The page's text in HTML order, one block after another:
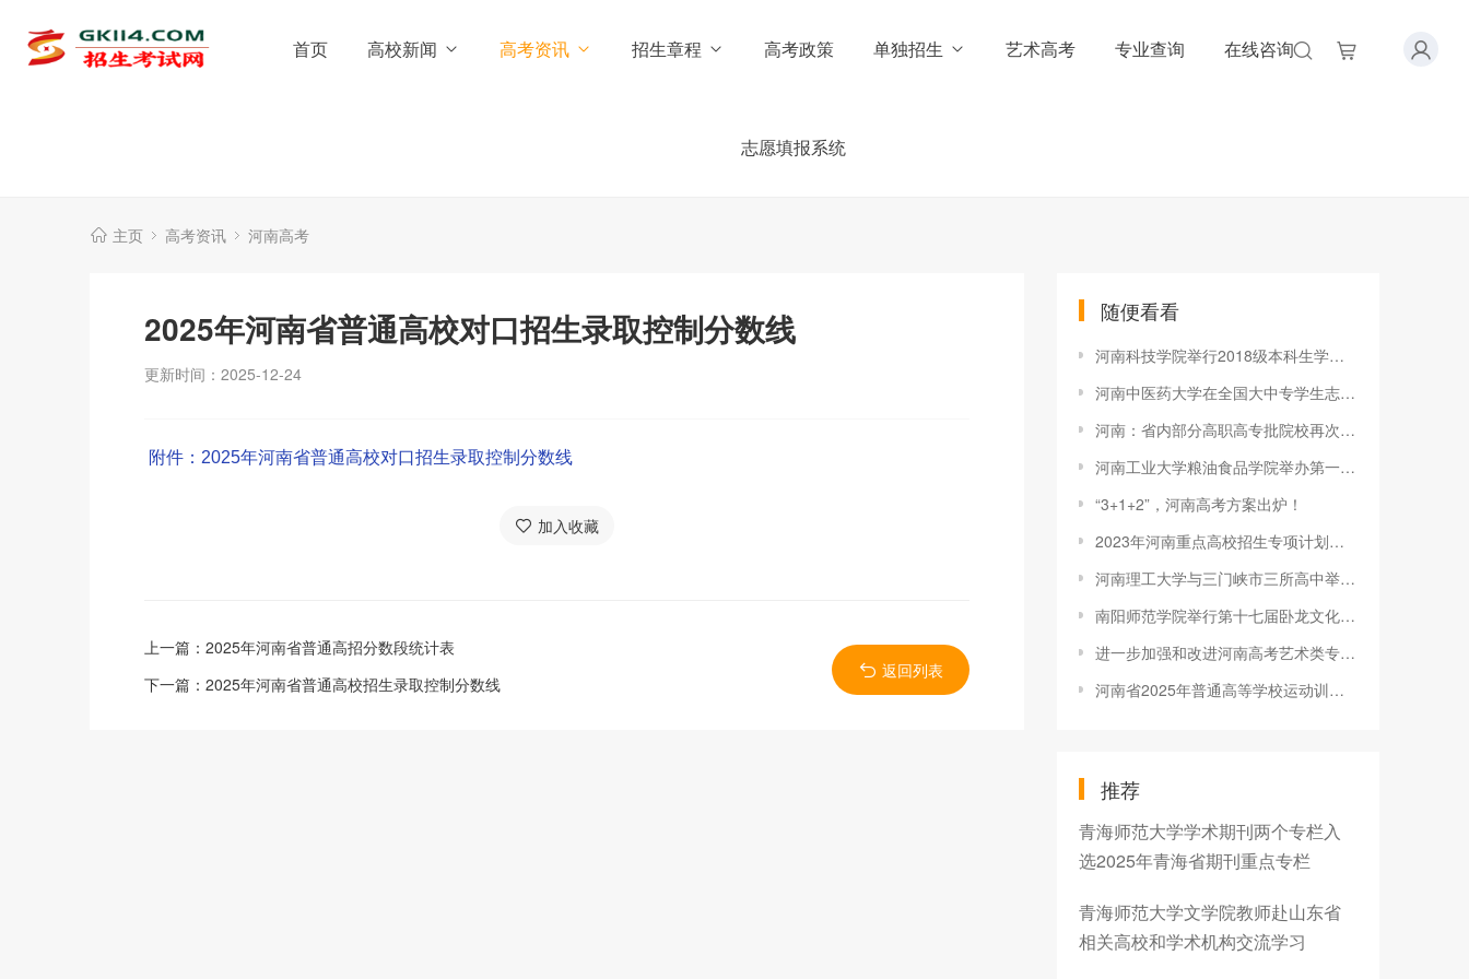
首页 高校新闻 高考资讯 招生章程 高考政策 单独招生 艺术高考 专业查询 在线咨询
志愿填报系统
主页 高考资讯 河南高考
2025年河南省普通高校对口招生录取控制分数线
更新时间：2025-12-24
附件：2025年河南省普通高校对口招生录取控制分数线
加入收藏
上一篇： 2025年河南省普通高招分数段统计表
下一篇： 2025年河南省普通高校招生录取控制分数线
返回列表
随便看看
河南科技学院举行2018级本科生学业导师制启动仪式
河南中医药大学在全国大中专学生志愿者暑期社会实践中喜获佳绩
河南：省内部分高职高专批院校再次征集志愿
河南工业大学粮油食品学院举办第一届董事会2018年年会暨第一届“
“3+1+2”，河南高考方案出炉！
2023年河南重点高校招生专项计划报名资格审核工作启动
河南理工大学与三门峡市三所高中举行优质生源基地签约暨挂牌仪式
南阳师范学院举行第十七届卧龙文化艺术节校园舞蹈大赛决赛
进一步加强和改进河南高考艺术类专业考试招生工作安排
河南省2025年普通高等学校运动训练、武术与民族传统体育专业招生文化考试有关事宜提醒
推荐
青海师范大学学术期刊两个专栏入
选2025年青海省期刊重点专栏
青海师范大学文学院教师赴山东省
相关高校和学术机构交流学习